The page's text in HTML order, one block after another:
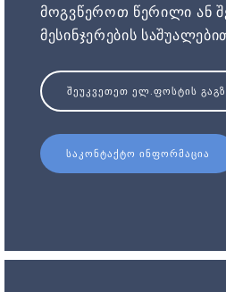
მოგვწეროთ წერილი ან
მესინჯერების
ᲨᲔᲣᲙᲕᲔᲗᲔᲗ ᲔᲚ.ᲤᲝᲡᲢᲘᲡ
ᲡᲐᲙᲝᲜᲢᲐᲥᲢᲝ ᲘᲜᲤᲝᲠᲛᲐᲪᲘᲐ